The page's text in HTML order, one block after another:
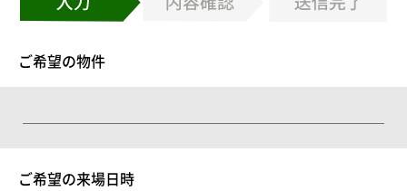
施工実績
MARIMO Life Story
ご希望の物件
ご希望の来場日時